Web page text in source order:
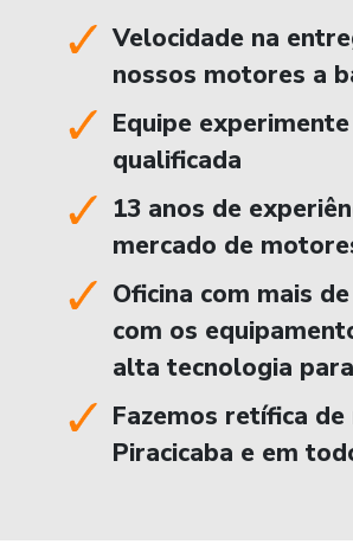
Velocidade na
nossos motores a
Equipe
qualificada
13 anos de
mercado de
Oficina com mais
com os
alta tecnologia
Fazemos retífica
Piracicaba e em